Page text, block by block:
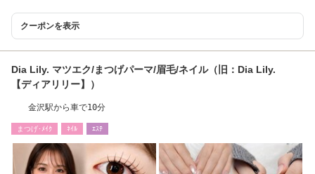
クーポンを表示
Dia Lily. マツエク/まつげパーマ/眉毛/ネイル（旧：Dia Lily.
【ディアリリー】）
金沢駅から車で10分
まつげ･ﾒｲｸ ﾈｲﾙ ｴｽﾃ